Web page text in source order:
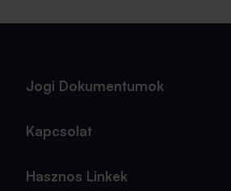
Jogi Dokumentumok
Kapcsolat
Hasznos Linkek